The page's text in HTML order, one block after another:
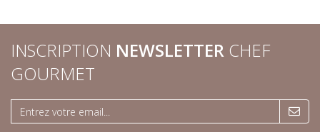
INSCRIPTION NEWSLETTER CHEF
GOURMET